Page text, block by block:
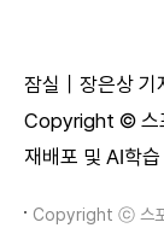
잠실｜장은상
Copyright © 스
재배포 및 AI학습
Copyright ⓒ 스포